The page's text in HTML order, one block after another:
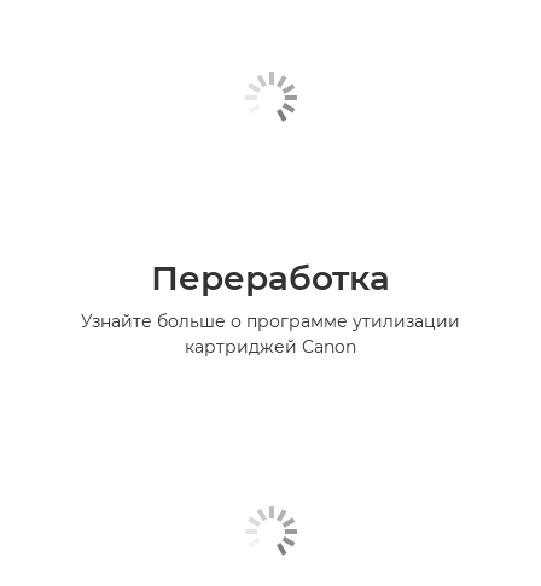
Переработка
Узнайте больше о программе утилизации
картриджей Canon